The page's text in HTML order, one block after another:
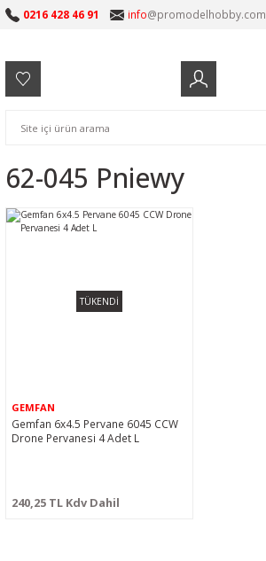
0216 428 46 91 info@promodelhobby.com
62-045 Pniewy
TÜKENDİ
GEMFAN
Gemfan 6x4.5 Pervane 6045 CCW
Drone Pervanesi 4 Adet L
240,25 TL Kdv Dahil